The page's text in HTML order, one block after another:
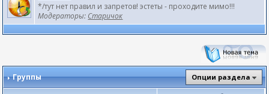
*/тут нет правил и запретов! эстеты - проходите мимо!!!
Модераторы: Старичок
Группы Опции раздела